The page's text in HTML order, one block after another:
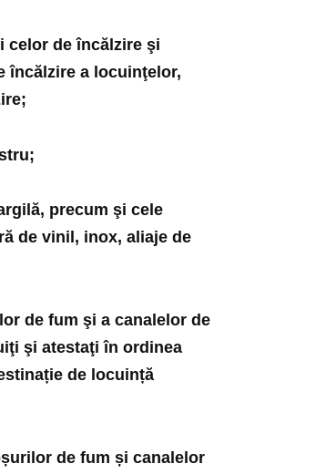
celor de încălzire şi
încălzire a locuinţelor,
precum şi cele
de vinil, inox, aliaje de
de fum şi a canalelor de
şi atestaţi în ordinea
de locuință
de fum și canalelor